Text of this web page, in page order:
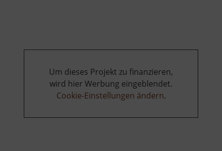
Um dieses Projekt zu finanzieren,
wird hier Werbung eingeblendet.
Cookie-Einstellungen ändern.